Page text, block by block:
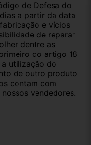
de Defesa do
a partir da data
e vícios
de reparar
dentre as
do artigo 18
a utilização do
de outro produto
contam com
vendedores.